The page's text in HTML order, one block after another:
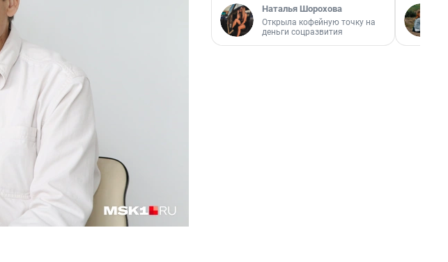
Наталья Шорохова
Открыла кофейную точку на
деньги соцразвития